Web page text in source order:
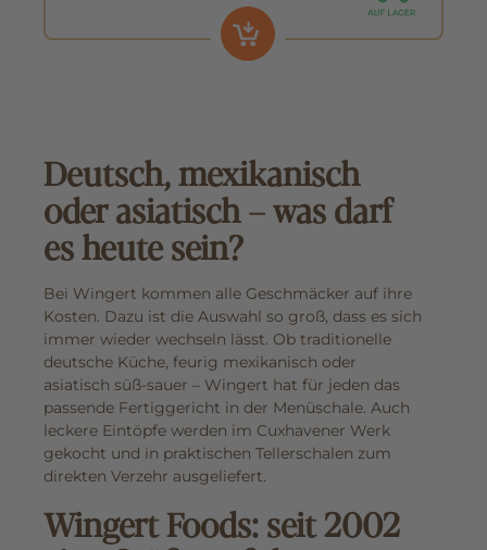
Deutsch, mexikanisch
oder asiatisch – was darf
es heute sein?
Bei Wingert kommen alle Geschmäcker auf ihre
Kosten. Dazu ist die Auswahl so groß, dass es sich
immer wieder wechseln lässt. Ob traditionelle
deutsche Küche, feurig mexikanisch oder
asiatisch süß-sauer – Wingert hat für jeden das
passende Fertiggericht in der Menüschale. Auch
leckere Eintöpfe werden im Cuxhavener Werk
gekocht und in praktischen Tellerschalen zum
direkten Verzehr ausgeliefert.
Wingert Foods: seit 2002